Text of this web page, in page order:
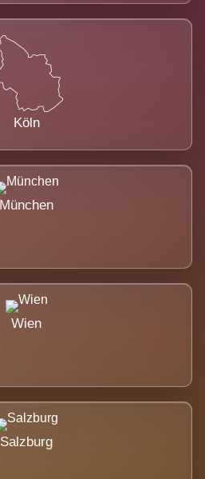
Köln
München
Wien
Salzburg